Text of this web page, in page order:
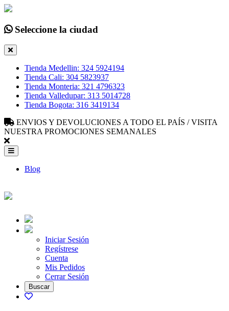
Seleccione la ciudad
Tienda Medellin: 324 5924194
Tienda Cali: 304 5823937
Tienda Monteria: 321 4796323
Tienda Valledupar: 313 5014728
Tienda Bogota: 316 3419134
ENVIOS Y DEVOLUCIONES A TODO EL PAÍS / VISITA
NUESTRA PROMOCIONES SEMANALES
Blog
Iniciar Sesión
Regístrese
Cuenta
Mis Pedidos
Cerrar Sesión